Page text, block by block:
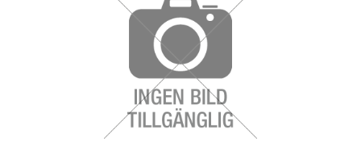
FORDONSVERKTYG SPECIFIKA